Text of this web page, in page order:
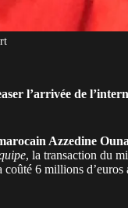
l’arrivée de
Azzedine
, la transaction du
6 millions d’euros